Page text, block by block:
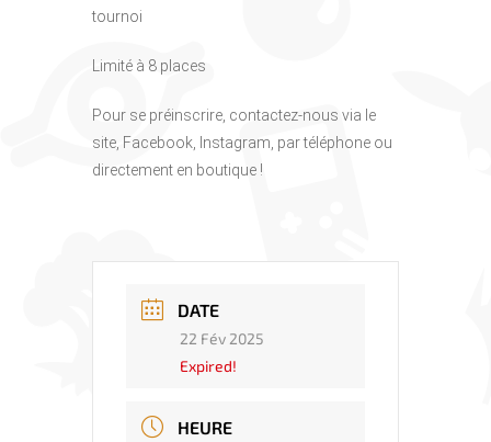
tournoi
Limité à 8 places
Pour se préinscrire, contactez-nous via le
site, Facebook, Instagram, par téléphone ou
directement en boutique !
DATE
22 Fév 2025
Expired!
HEURE